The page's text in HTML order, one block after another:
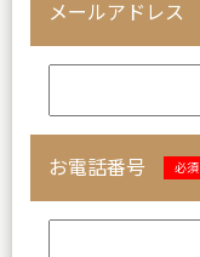
メールアドレス
お電話番号 必須